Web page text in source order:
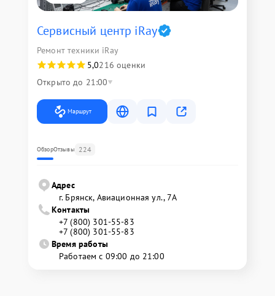
Сервисный центр iRay
Ремонт техники iRay
5,0216 оценки
Открыто до 21:00
Маршрут
ОбзорОтзывы 224
Адрес
г. Брянск, Авиационная ул., 7А
Контакты
+7 (800) 301-55-83
+7 (800) 301-55-83
Время работы
Работаем с 09:00 до 21:00